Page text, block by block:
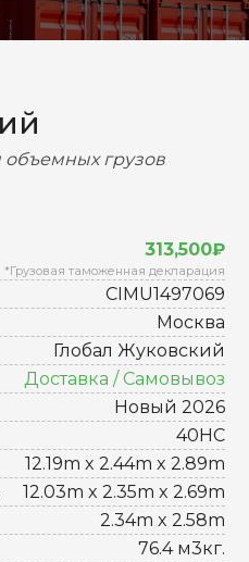
объемных грузов
313,500₽
*Грузовая таможенная декларация
CIMU1497069
Москва
Глобал Жуковский
Доставка / Самовывоз
Новый 2026
40HC
12.19m x 2.44m x 2.89m
12.03m x 2.35m x 2.69m
2.34m x 2.58m
76.4 м3кг.